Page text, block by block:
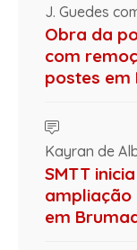
J. Guedes
Obra da
com
postes em
Kayran de
SMTT
ampliação
em